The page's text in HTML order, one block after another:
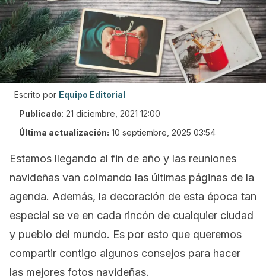
Escrito por Equipo Editorial
Publicado: 21 diciembre, 2021 12:00
Última actualización: 10 septiembre, 2025 03:54
Estamos llegando al fin de año y las reuniones
navideñas van colmando las últimas páginas de la
agenda. Además, la decoración de esta época tan
especial se ve en cada rincón de cualquier ciudad
y pueblo del mundo. Es por esto que queremos
compartir contigo algunos consejos para hacer
las mejores fotos navideñas.